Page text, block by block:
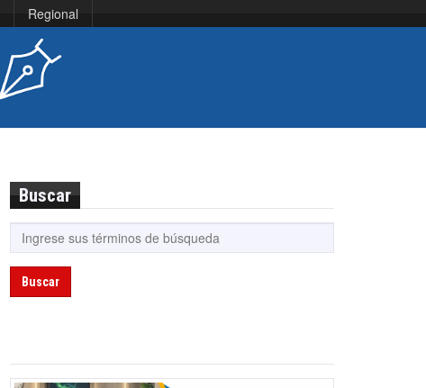
Regional
Buscar
Buscar